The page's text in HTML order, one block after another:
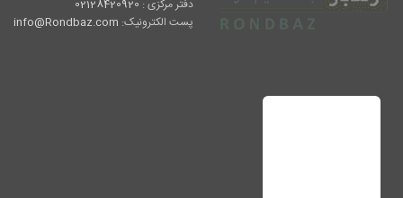
دفتر مرکزی : 02128420920
پست الکترونیک: info@Rondbaz.com